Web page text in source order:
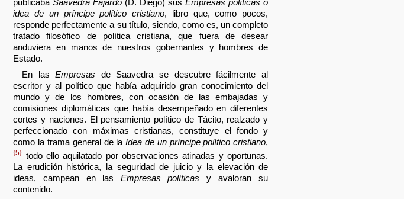
publicabaSaavedra Fajardo (D. Diego) susEmpresas políticas o
idea de un príncipe político cristiano, libro que, como pocos,
responde perfectamente a su título, siendo, como es, un completo
tratado filosófico de política cristiana, que fuera de desear
anduviera en manos de nuestros gobernantes y hombres de
Estado.
En lasEmpresas de Saavedra se descubre fácilmente al
escritor y al político que había adquirido gran conocimiento del
mundo y de los hombres, con ocasión de las embajadas y
comisiones diplomáticas que había desempeñado en diferentes
cortes y naciones. El pensamiento político de Tácito, realzado y
perfeccionado con máximas cristianas, constituye el fondo y
como la trama general de laIdea de un príncipe político cristiano,
{5} todo ello aquilatado por observaciones atinadas y oportunas.
La erudición histórica, la seguridad de juicio y la elevación de
ideas, campean en lasEmpresas políticas y avaloran su
contenido.